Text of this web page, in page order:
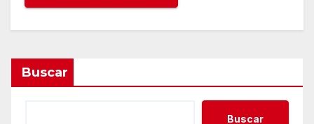
Buscar
Buscar